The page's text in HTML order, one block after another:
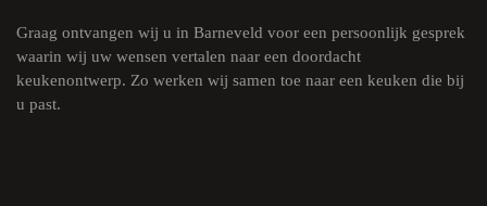
Graag ontvangen wij u in Barneveld voor een persoonlijk gesprek
waarin wij uw wensen vertalen naar een doordacht
keukenontwerp. Zo werken wij samen toe naar een keuken die bij
u past.